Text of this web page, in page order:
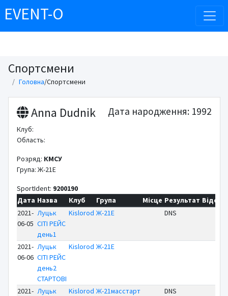
EVENT-O
Спортсмени
Головна/Спортсмени
Anna Dudnik Дата народження: 1992
Клуб:
Область:
Розряд: КМСУ
Група: Ж-21Е
SportIdent: 9200190
Дата Назва Клуб Група Місце Результат Відст
2021-
06-05
Луцьк
СІТІ РЕЙС
день1
Kislorod Ж-21Е DNS
2021-
06-06
Луцьк
СІТІ РЕЙС
день2
СТАРТОВІ
Kislorod Ж-21Е
2021- Луцьк
Kislorod Ж-21масстарт DNS